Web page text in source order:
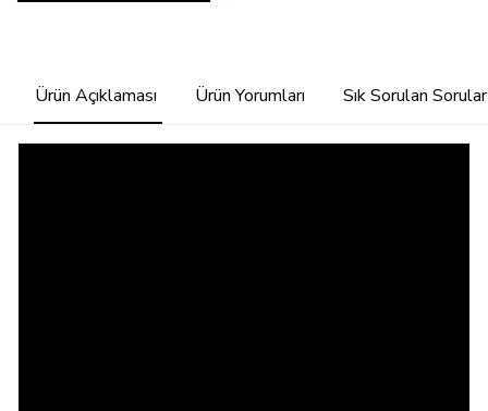
Ürün Açıklaması Ürün Yorumları Sık Sorulan Sorular